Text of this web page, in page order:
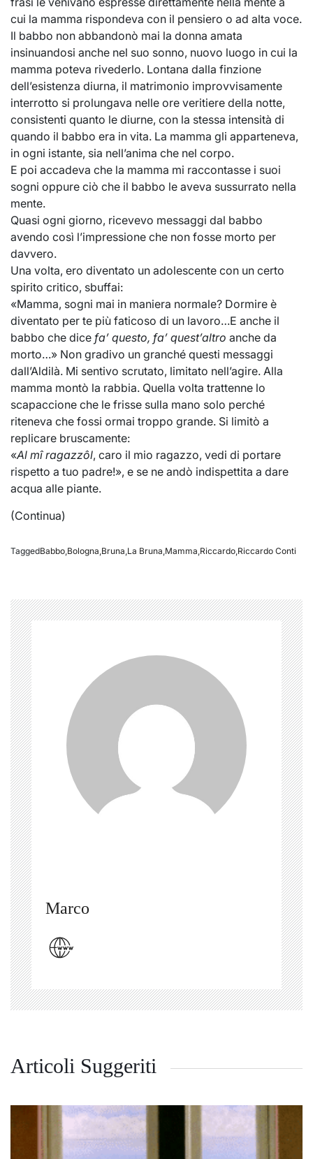
cui la mamma rispondeva con il pensiero o ad alta voce.
Il babbo non abbandonò mai la donna amata
insinuandosi anche nel suo sonno, nuovo luogo in cui la
mamma poteva rivederlo. Lontana dalla finzione
dell’esistenza diurna, il matrimonio improvvisamente
interrotto si prolungava nelle ore veritiere della notte,
consistenti quanto le diurne, con la stessa intensità di
quando il babbo era in vita. La mamma gli apparteneva,
in ogni istante, sia nell’anima che nel corpo.
E poi accadeva che la mamma mi raccontasse i suoi
sogni oppure ciò che il babbo le aveva sussurrato nella
mente.
Quasi ogni giorno, ricevevo messaggi dal babbo
avendo così l’impressione che non fosse morto per
davvero.
Una volta, ero diventato un adolescente con un certo
spirito critico, sbuffai:
«Mamma, sogni mai in maniera normale? Dormire è
diventato per te più faticoso di un lavoro…E anche il
babbo che dice fa’ questo, fa’ quest’altro anche da
morto…» Non gradivo un granché questi messaggi
dall’Aldilà. Mi sentivo scrutato, limitato nell’agire. Alla
mamma montò la rabbia. Quella volta trattenne lo
scapaccione che le frisse sulla mano solo perché
riteneva che fossi ormai troppo grande. Si limitò a
replicare bruscamente:
«Al mî ragazzôl, caro il mio ragazzo, vedi di portare
rispetto a tuo padre!», e se ne andò indispettita a dare
acqua alle piante.
(Continua)
TaggedBabbo,Bologna,Bruna,La Bruna,Mamma,Riccardo,Riccardo Conti
Marco
Articoli Suggeriti